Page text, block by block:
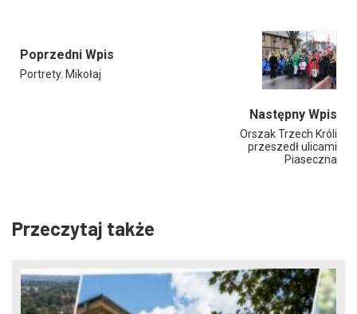
Poprzedni Wpis
Portrety. Mikołaj
Następny Wpis
Orszak Trzech Króli
przeszedł ulicami
Piaseczna
Przeczytaj także